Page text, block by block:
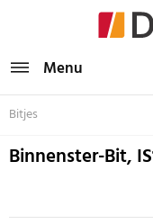
Menu
Bitjes
Binnenster-Bit,